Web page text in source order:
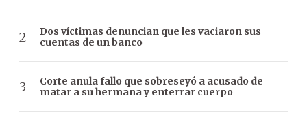
Dos víctimas denuncian que les vaciaron sus
cuentas de un banco
Corte anula fallo que sobreseyó a acusado de
matar a su hermana y enterrar cuerpo